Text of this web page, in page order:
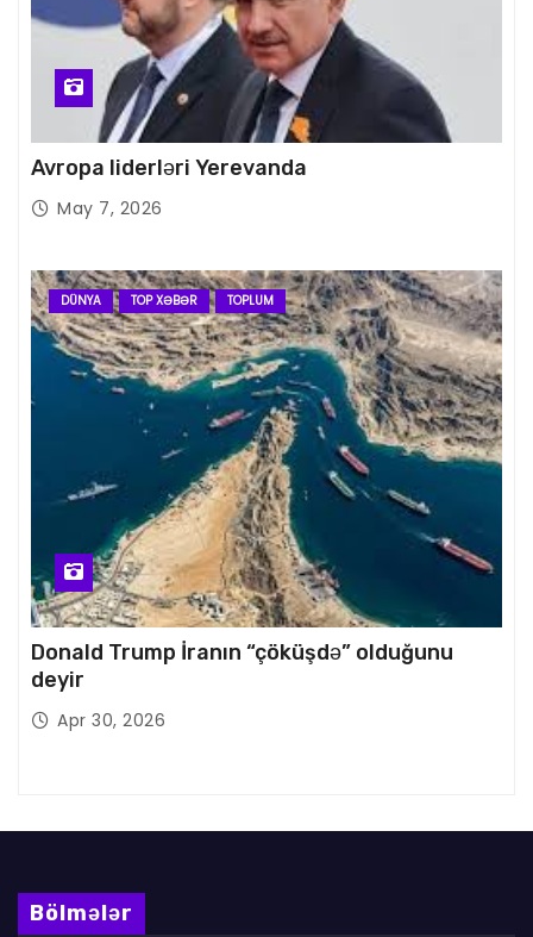
Avropa liderləri Yerevanda
May 7, 2026
DÜNYA TOP XƏBƏR TOPLUM
Donald Trump İranın “çöküşdə” olduğunu
deyir
Apr 30, 2026
Bölmələr